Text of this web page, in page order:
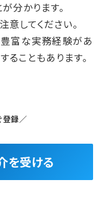
分かります。
してください。
豊富な実務経験があ
ることもあります。
登録／
を受ける